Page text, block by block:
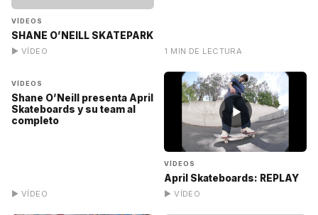
VÍDEOS
SHANE O’NEILL SKATEPARK
▶ VÍDEO 1 MIN DE LECTURA
VÍDEOS
Shane O’Neill presenta April
Skateboards y su team al
completo
▶ VÍDEO
▶
VÍDEOS
April Skateboards: REPLAY
▶ VÍDEO